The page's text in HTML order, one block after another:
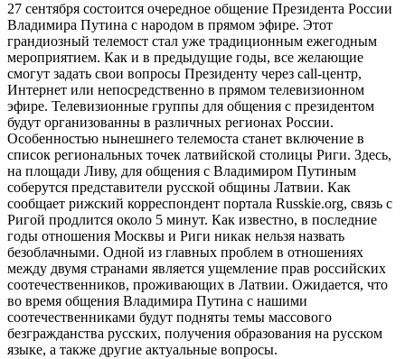
27 сентября состоится очередное общение Президента России
Владимира Путина с народом в прямом эфире. Этот
грандиозный телемост стал уже традиционным ежегодным
мероприятием. Как и в предыдущие годы, все желающие
смогут задать свои вопросы Президенту через call-центр,
Интернет или непосредственно в прямом телевизионном
эфире. Телевизионные группы для общения с президентом
будут организованны в различных регионах России.
Особенностью нынешнего телемоста станет включение в
список региональных точек латвийской столицы Риги. Здесь,
на площади Ливу, для общения с Владимиром Путиным
соберутся представители русской общины Латвии. Как
сообщает рижский корреспондент портала Russkie.org, связь с
Ригой продлится около 5 минут. Как известно, в последние
годы отношения Москвы и Риги никак нельзя назвать
безоблачными. Одной из главных проблем в отношениях
между двумя странами является ущемление прав российских
соотечественников, проживающих в Латвии. Ожидается, что
во время общения Владимира Путина с нашими
соотечественниками будут подняты темы массового
безгражданства русских, получения образования на русском
языке, а также другие актуальные вопросы.